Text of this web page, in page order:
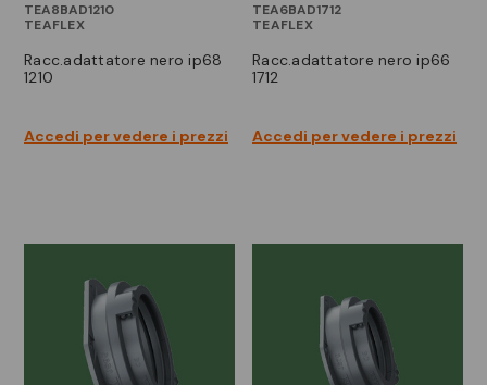
TEA8BAD1210
TEAFLEX
racc.adattatore nero ip68
1210
Accedi per vedere i prezzi
TEA6BAD1712
TEAFLEX
racc.adattatore nero ip66
1712
Accedi per vedere i prezzi